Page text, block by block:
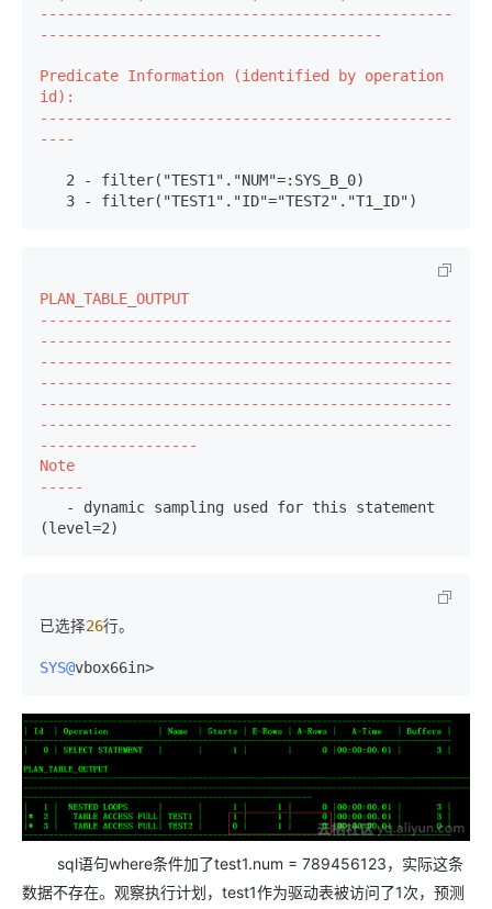
-----------------------------------------------
---------------------------------------
Predicate Information (identified by operation
id):
-----------------------------------------------
----
   2 - filter("TEST1"."NUM"=:SYS_B_0)
   3 - filter("TEST1"."ID"="TEST2"."T1_ID")
PLAN_TABLE_OUTPUT
-----------------------------------------------
-----------------------------------------------
-----------------------------------------------
-----------------------------------------------
-----------------------------------------------
-----------------------------------------------
------------------
Note
-----
(level=2)
已选择26行。
SYS@vbox66in>
sql语句where条件加了test1.num = 789456123，实际这条
数据不存在。观察执行计划，test1作为驱动表被访问了1次，预测